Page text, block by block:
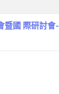
暨國 際研討